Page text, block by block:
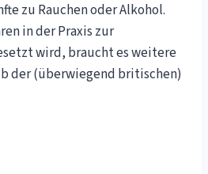
zu Rauchen oder Alkohol.
in der Praxis zur
wird, braucht es weitere
der (überwiegend britischen)